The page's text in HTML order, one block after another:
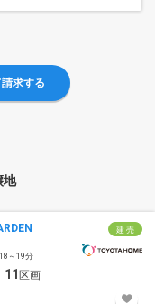
求する
地
建 売
～19分
11 区画